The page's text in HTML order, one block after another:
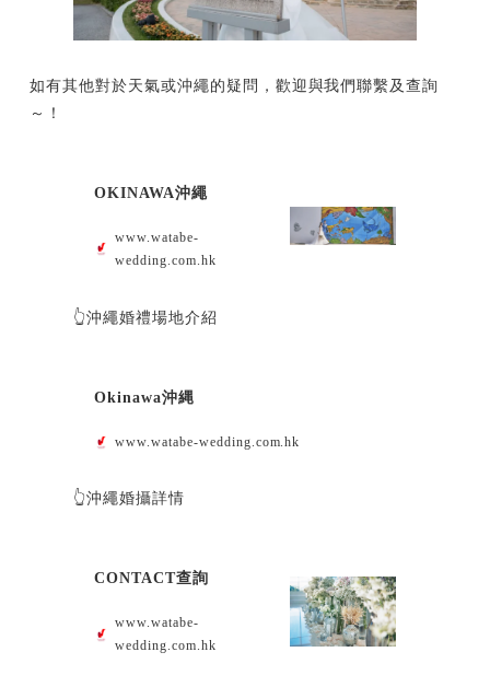
如有其他對於天氣或沖繩的疑問，歡迎與我們聯繫及查詢
～！
OKINAWA沖繩
www.watabe-
wedding.com.hk
👆沖繩婚禮場地介紹
Okinawa沖縄
www.watabe-wedding.com.hk
👆沖繩婚攝詳情
CONTACT查詢
www.watabe-
wedding.com.hk